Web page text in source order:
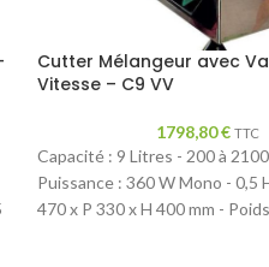
Cutter Mélangeur avec
Vitesse – C9 VV
1798,80€ TTC
Capacité : 9 Litres - 200 à
Puissance : 360 W Mono - 0,5
470 x P 330 x H 400 mm -